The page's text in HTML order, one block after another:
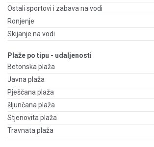
Ostali sportovi i zabava na vodi
Ronjenje
Skijanje na vodi
Plaže po tipu - udaljenosti
Betonska plaža
Javna plaža
Pješčana plaža
šljunčana plaža
Stjenovita plaža
Travnata plaža